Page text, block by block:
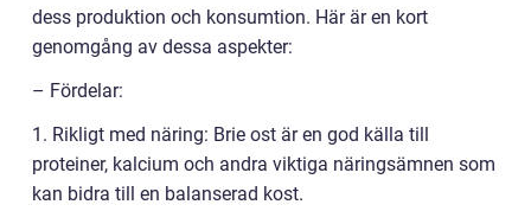
dess produktion och konsumtion. Här är en kort
genomgång av dessa aspekter:
– Fördelar:
1. Rikligt med näring: Brie ost är en god källa till
proteiner, kalcium och andra viktiga näringsämnen som
kan bidra till en balanserad kost.